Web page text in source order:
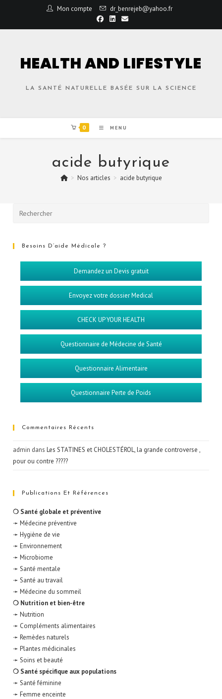
Mon compte dr_benrejeb@yahoo.fr
HEALTH AND LIFESTYLE
LA SANTÉ NATURELLE BASÉE SUR LA SCIENCE
0 MENU
acide butyrique
> Nos articles > acide butyrique
Besoins D’aide Médicale ?
Demandez un Devis gratuit
Envoyez votre dossier Medical
CHECK UP YOUR HEALTH
Questionnaire de Médecine de Santé
Questionnaire Alimentaire
Questionnaire Perte de Poids
Commentaires Récents
admin dansLes STATINES et CHOLESTÉROL, la grande controverse ,
pour ou contre ?????
Publications Et Références
❍ Santé globale et préventive
➛ Médecine préventive
➛ Hygiène de vie
➛ Environnement
➛ Microbiome
➛ Santé mentale
➛ Santé au travail
➛ Médecine du sommeil
❍ Nutrition et bien-être
➛ Nutrition
➛ Compléments alimentaires
➛ Remèdes naturels
➛ Plantes médicinales
➛ Soins et beauté
❍ Santé spécifique aux populations
➛ Santé féminine
➛ Femme enceinte